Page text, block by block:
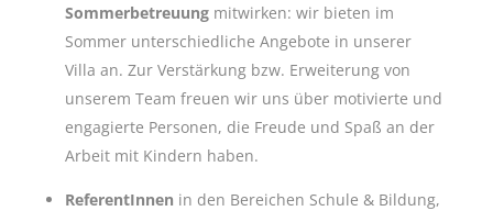
Sommerbetreuung mitwirken: wir bieten im
Sommer unterschiedliche Angebote in unserer
Villa an. Zur Verstärkung bzw. Erweiterung von
unserem Team freuen wir uns über motivierte und
engagierte Personen, die Freude und Spaß an der
Arbeit mit Kindern haben.
ReferentInnen in den Bereichen Schule & Bildung,